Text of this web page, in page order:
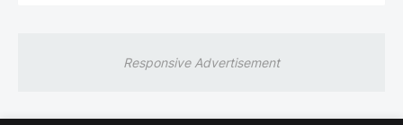
Responsive Advertisement